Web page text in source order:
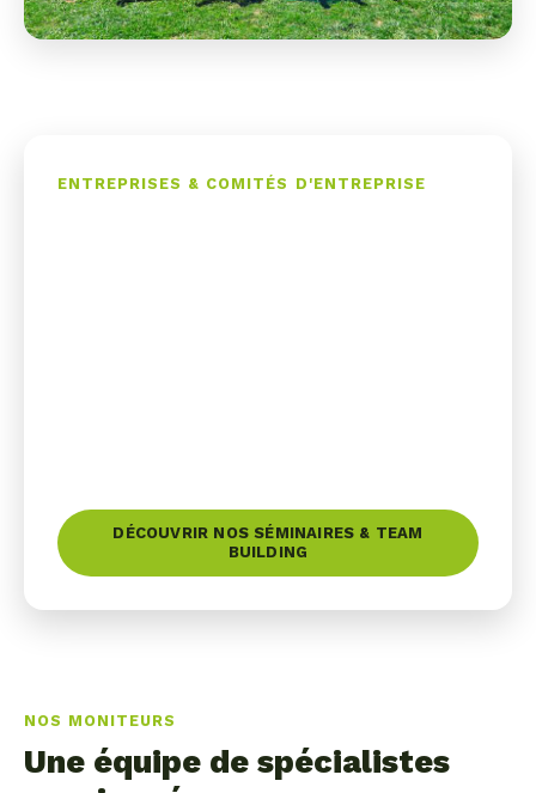
ENTREPRISES & COMITÉS D'ENTREPRISE
DÉCOUVRIR NOS SÉMINAIRES & TEAM
BUILDING
NOS MONITEURS
Une équipe de spécialistes